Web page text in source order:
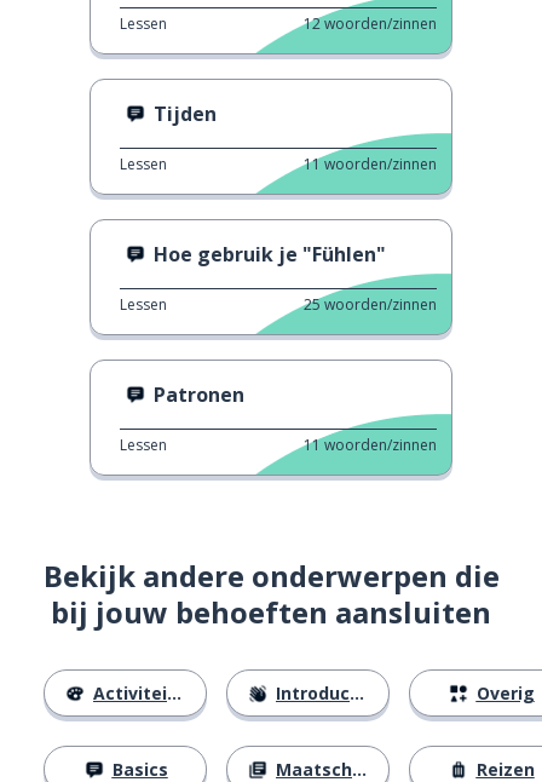
Lessen 12woorden/zinnen
Tijden
Lessen 11woorden/zinnen
Hoe gebruik je "Fühlen"
Lessen 25woorden/zinnen
Patronen
Lessen 11woorden/zinnen
Bekijk andere onderwerpen die
bij jouw behoeften aansluiten
Activiteiten
Basics
Introducties
Maatschappij
Overig
Reizen